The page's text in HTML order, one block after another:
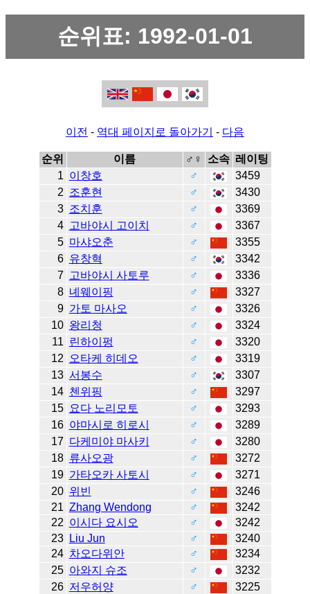
순위표: 1992-01-01
이전 - 역대 페이지로 돌아가기 - 다음
순위 이름 ♂♀ 소속 레이팅
1 이창호 ♂
3459
2 조훈현 ♂
3430
3 조치훈 ♂
3369
4 고바야시 고이치 ♂
3367
5 마샤오춘 ♂
3355
6 유창혁 ♂
3342
7
고바야시 사토루 ♂
3336
8 녜웨이핑 ♂
3327
9 가토 마사오 ♂
3326
10 왕리청 ♂
3324
11
린하이펑 ♂
3320
12
오타케 히데오 ♂
3319
13 서봉수 ♂
3307
14 첸위핑 ♂
3297
15 요다 노리모토 ♂
3293
16 야마시로 히로시 ♂
3289
17 다케미야 마사키 ♂
3280
18 류사오광 ♂
3272
19 가타오카 사토시 ♂
3271
20 위빈 ♂
3246
21 Zhang Wendong ♂
3242
22 이시다 요시오 ♂
3242
23
Liu Jun ♂
3240
24 차오다위안 ♂
3234
25 아와지 슈조 ♂
3232
26 저우허양 ♂
3225